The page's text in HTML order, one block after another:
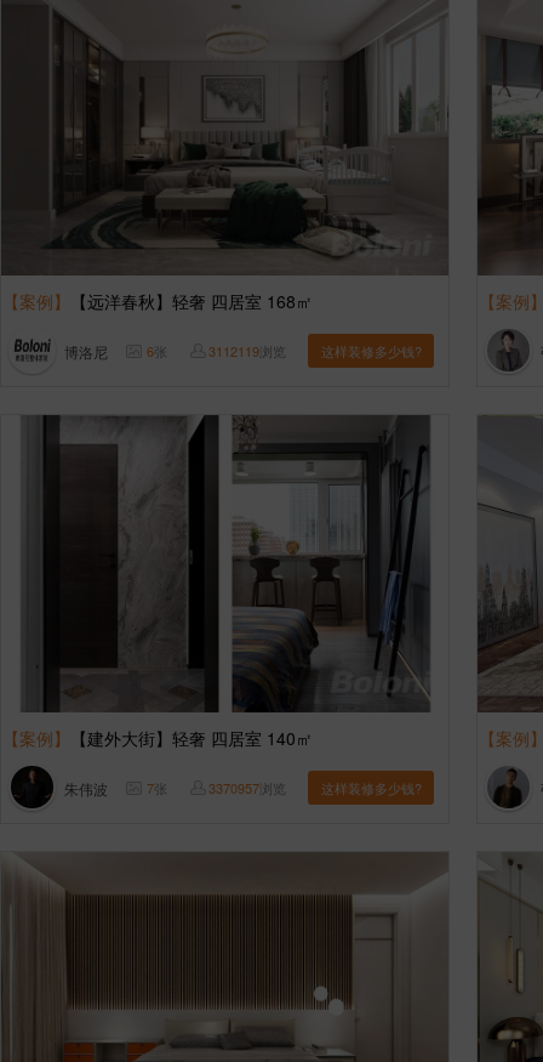
【案例】 【远洋春秋】轻奢 四居室 168㎡
博洛尼 6张 3112119浏览 这样装修多少钱?
【案例
【案例】 【建外大街】轻奢 四居室 140㎡
朱伟波 7张 3370957浏览 这样装修多少钱?
【案例